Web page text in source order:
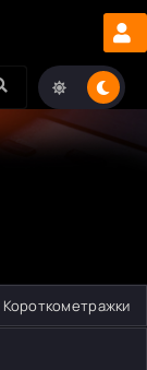
Короткометражки